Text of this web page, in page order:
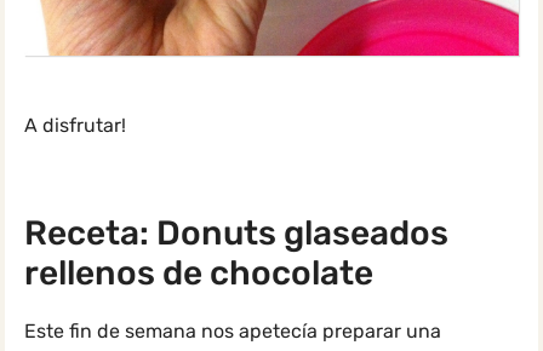
A disfrutar!
Receta: Donuts glaseados
rellenos de chocolate
Este fin de semana nos apetecía preparar una